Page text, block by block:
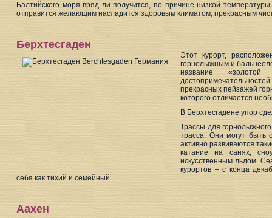
Балтийского моря вряд ли получится, по причине низкой
отправится желающим насладится здоровым климатом, прекрасным
Берхтесгаден
Этот курорт,
горнолыжным и
название
прекрасных пейзажей
которого отличается
В Берхтесгадене упор
Трассы для
трасса. Они могут быть
активно развиваются
катание на санях,
искусственным льдом.
курортов – с конца
себя как тихий и семейный.
Аахен